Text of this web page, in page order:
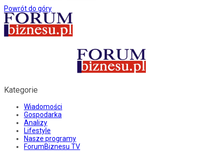
Powrót do góry
Kategorie
Wiadomości
Gospodarka
Analizy
Lifestyle
Nasze programy
ForumBiznesu TV